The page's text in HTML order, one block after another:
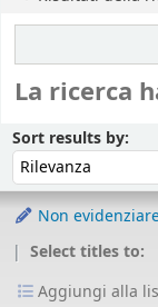
La ricerca
Sort results by:
Non
Select titles to:
Aggiungi alla